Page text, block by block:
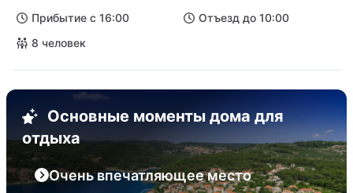
Прибытие с 16:00
Отъезд до 10:00
8 человек
Основные моменты дома для
отдыха
Очень впечатляющее место